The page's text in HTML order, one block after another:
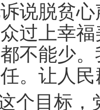
说脱贫
过上幸
不能少
。让人
个目标